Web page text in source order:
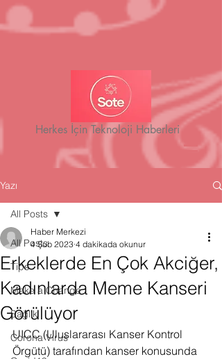
Herkes İçin Teknoloji Haberleri
Yazı
All Posts
Tips
Make a Change
Sağlık
Corona Virus
All Posts
Erkeklerde En Çok Akciğer,
Kadınlarda Meme Kanseri
Görülüyor
Haber Merkezi
4 Şub 2023 4 dakikada okunur
UICC (Uluslararası Kanser Kontrol
Örgütü) tarafından kanser konusunda